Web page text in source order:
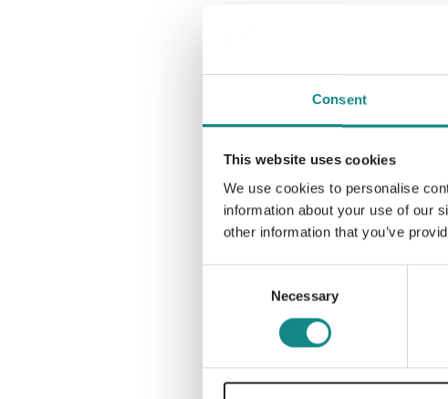
Consent
This website uses cookies
We use cookies to personalise
information about your use of our
other information that you’ve
Necessary